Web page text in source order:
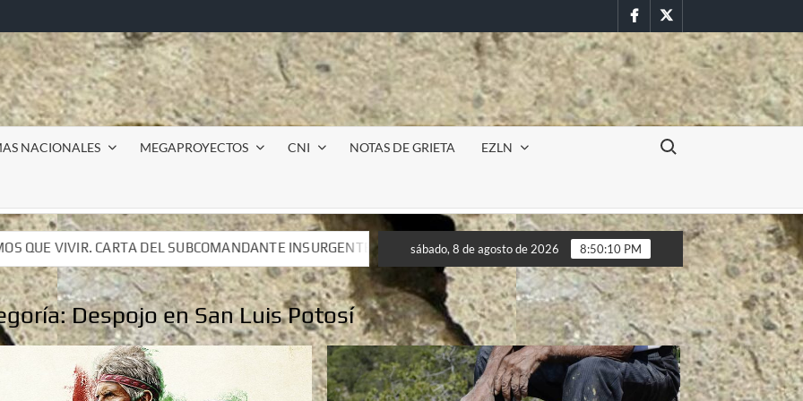
FacebookTwitter
NACIONALES MEGAPROYECTOS CNI NOTAS DE GRIETA EZLN
Buscar:
INSURGENTE MOISÉS A LUIS DE TAVIRA
Incursión militar en la UAEM (Morelos) durante paro estudiantil
INSURGENTE MOISÉS A LUIS DE TAVIRA
Incursión militar en la UAEM (Morelos) durante paro estudiantil
sábado, 8 de agosto de 2026 8:50:13 PM
Despojo en San Luis Potosí